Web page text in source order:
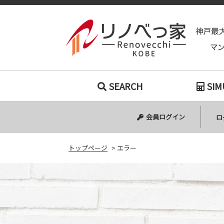
SEARCH
会員ログイン
トップページ > エラー